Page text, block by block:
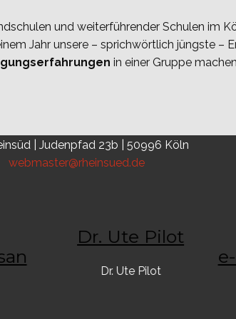
und weiterführender Schulen im
Jahr unsere – sprichwörtlich jüngste –
in einer Gruppe
| Judenpfad 23b | 50996 Köln
webmaster@rheinsued.de
Dr. Ute Pilot
Dr. Ute Pilot